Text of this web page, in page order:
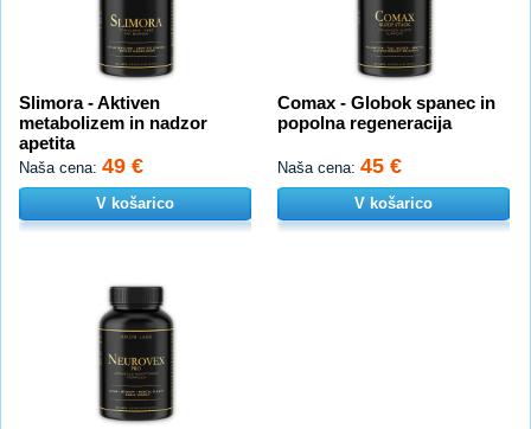
Slimora - Aktiven
metabolizem in nadzor
apetita
Naša cena: 49 €
V košarico
Comax - Globok spanec in
popolna regeneracija
Naša cena: 45 €
V košarico